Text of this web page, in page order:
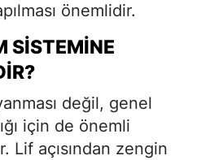
önemlidir.
SISTEMINE
değil, genel
için de önemli
Lif açısından zengin